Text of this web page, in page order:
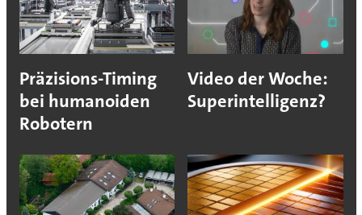
Präzisions-Timing
bei humanoiden
Robotern
Video der Woche:
Superintelligenz?